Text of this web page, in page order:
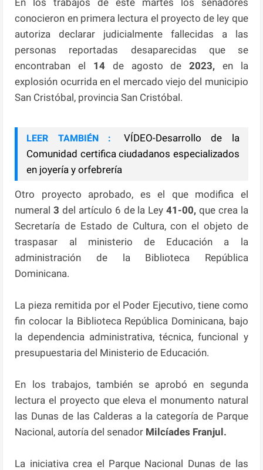
conocieron en primera lectura el proyecto de ley que
autoriza declarar judicialmente fallecidas a las
personas reportadas desaparecidas que se
encontraban el 14 de agosto de2023, en la
explosión ocurrida en el mercado viejo del municipio
San Cristóbal, provincia San Cristóbal.
LEER TAMBIÉN :
VÍDEO-Desarrollo de la
Comunidad certifica ciudadanos especializados
en joyería y orfebrería
Otro proyecto aprobado, es el que modifica el
numeral3 del artículo 6 de la Ley41-00, que crea la
Secretaría de Estado de Cultura, con el objeto de
traspasar al ministerio de Educación a la
administración de la Biblioteca República
Dominicana.
La pieza remitida por el Poder Ejecutivo, tiene como
fin colocar la Biblioteca República Dominicana, bajo
la dependencia administrativa, técnica, funcional y
presupuestaria del Ministerio de Educación.
En los trabajos, también se aprobó en segunda
lectura el proyecto que eleva el monumento natural
las Dunas de las Calderas a la categoría de Parque
Nacional, autoría del senador Milcíades Franjul.
La iniciativa crea el Parque Nacional Dunas de las